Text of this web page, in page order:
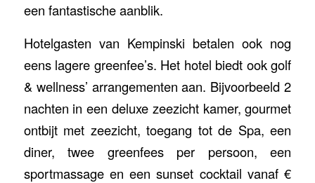
een fantastische aanblik.
Hotelgasten van Kempinski betalen ook nog
eens lagere greenfee’s. Het hotel biedt ook golf
& wellness’ arrangementen aan. Bijvoorbeeld 2
nachten in een deluxe zeezicht kamer, gourmet
ontbijt met zeezicht, toegang tot de Spa, een
diner, twee greenfees per persoon, een
sportmassage en een sunset cocktail vanaf €